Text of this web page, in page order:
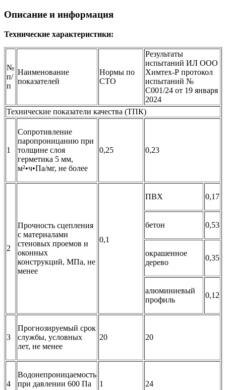
Описание и информация
Технические характеристики:
№
п/
п
Наименование
показателей
Нормы по
СТО
Результаты
испытаний ИЛ ООО
Химтех-Р протокол
испытаний №
C001/24 от 19 января
2024
Технические показатели качества (ТПК)
1
Сопротивление
паропроницанию при
толщине слоя
герметика 5 мм,
м²•ч•Па/мг, не более
0,25 0,23
2
Прочность сцепления
с материалами
стеновых проемов и
оконных
конструкций, МПа, не
менее
0,1
ПВХ 0,17
бетон 0,53
окрашенное
дерево
0,35
алюминиевый
профиль
0,12
3
Прогнозируемый срок
службы, условных
лет, не менее
20 20
4
Водонепроницаемость
при давлении 600 Па
1 24